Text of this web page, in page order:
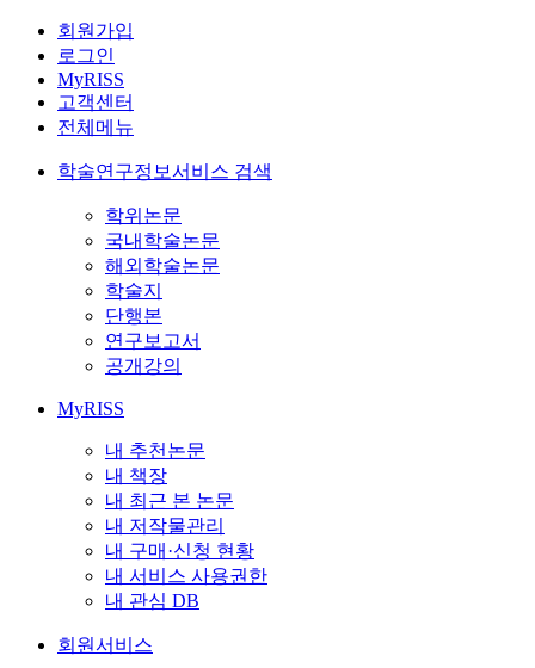
회원가입
로그인
MyRISS
고객센터
전체메뉴
학술연구정보서비스 검색
학위논문
국내학술논문
해외학술논문
학술지
단행본
연구보고서
공개강의
MyRISS
내 추천논문
내 책장
내 최근 본 논문
내 저작물관리
내 구매·신청 현황
내 서비스 사용권한
내 관심 DB
회원서비스